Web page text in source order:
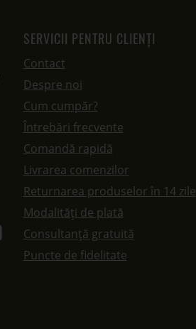
SERVICII PENTRU CLIENȚI
Contact
Despre noi
Cum cumpăr?
Întrebări frecvente
Comandă rapidă
Livrarea comenzilor
Returnarea produselor în 14 zile
Modalități de plată
Consultanță gratuită
Puncte de fidelitate